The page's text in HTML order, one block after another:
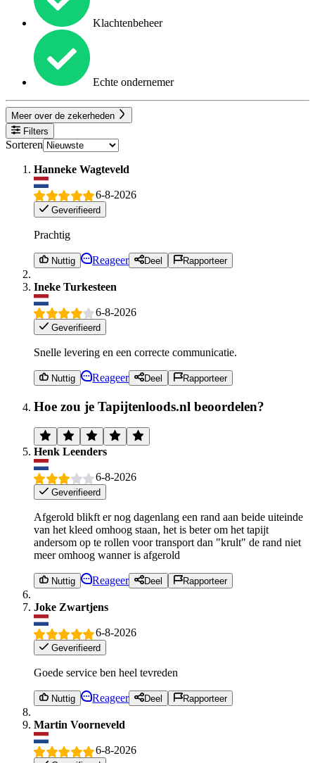
Klachtenbeheer
Echte ondernemer
Meer over de zekerheden
Filters
Sorteren
Hanneke Wagteveld
6-8-2026
Geverifieerd
Prachtig
Nuttig Reageer Deel Rapporteer
Ineke Turkesteen
6-8-2026
Geverifieerd
Snelle levering en een correcte communicatie.
Nuttig Reageer Deel Rapporteer
Hoe zou je Tapijtenloods.nl beoordelen?
Henk Leenders
6-8-2026
Geverifieerd
Afgerold blikft er nog dagenlang een rand aan beide uiteinde
van het kleed omhoog staan, het is beter om het tapijt
andersom op te rollen voor transport dan "krult" de rand niet
meer omhoog wanner is afgerold
Nuttig Reageer Deel Rapporteer
Joke Zwartjens
6-8-2026
Geverifieerd
Goede service ben heel tevreden
Nuttig Reageer Deel Rapporteer
Martin Voorneveld
6-8-2026